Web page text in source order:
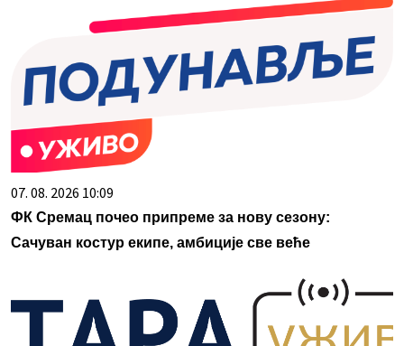
07. 08. 2026 10:09
ФК Сремац почео припреме за нову сезону:
Сачуван костур екипе, амбиције све веће